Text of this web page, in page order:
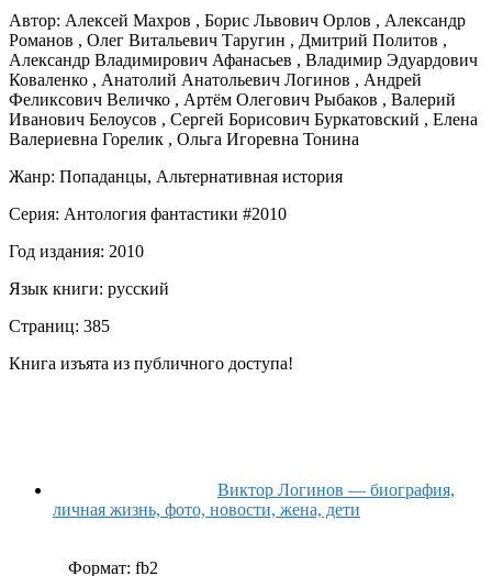
Автор: Алексей Махров , Борис Львович Орлов , Александр
Романов , Олег Витальевич Таругин , Дмитрий Политов ,
Александр Владимирович Афанасьев , Владимир Эдуардович
Коваленко , Анатолий Анатольевич Логинов , Андрей
Феликсович Величко , Артём Олегович Рыбаков , Валерий
Иванович Белоусов , Сергей Борисович Буркатовский , Елена
Валериевна Горелик , Ольга Игоревна Тонина
Жанр: Попаданцы, Альтернативная история
Серия: Антология фантастики #2010
Год издания: 2010
Язык книги: русский
Страниц: 385
Книга изъята из публичного доступа!
Виктор Логинов — биография,
личная жизнь, фото, новости, жена, дети
Формат: fb2